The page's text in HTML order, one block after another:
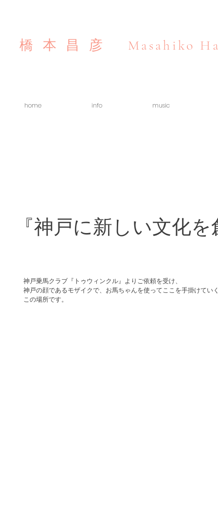
橋本昌彦 Masahiko
home info music
『神戸に新しい文化
神戸乗馬クラブ『トゥウィンクル』よりご依頼を受け、
神戸の顔であるモザイクで、お馬ちゃんを使ってここを手掛けてい
この場所です。